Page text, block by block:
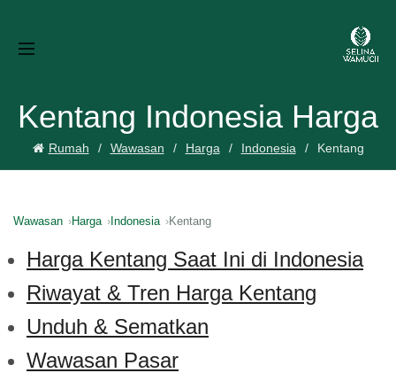
Kentang Indonesia Harga
Rumah Wawasan Harga Indonesia Kentang
Wawasan Harga Indonesia Kentang
Harga Kentang Saat Ini di Indonesia
Riwayat & Tren Harga Kentang
Unduh & Sematkan
Wawasan Pasar